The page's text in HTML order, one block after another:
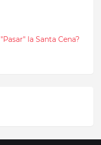
la Santa Cena?